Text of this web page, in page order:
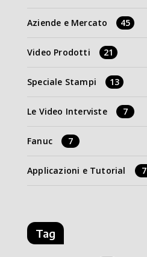
Aziende e Mercato 45
Video Prodotti 21
Speciale Stampi 13
Le Video Interviste 7
Fanuc 7
Applicazioni e Tutorial 7
Tag